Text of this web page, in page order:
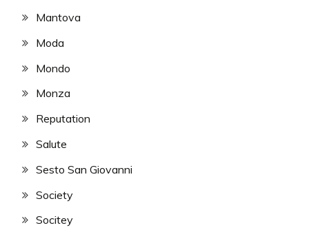
Mantova
Moda
Mondo
Monza
Reputation
Salute
Sesto San Giovanni
Society
Socitey